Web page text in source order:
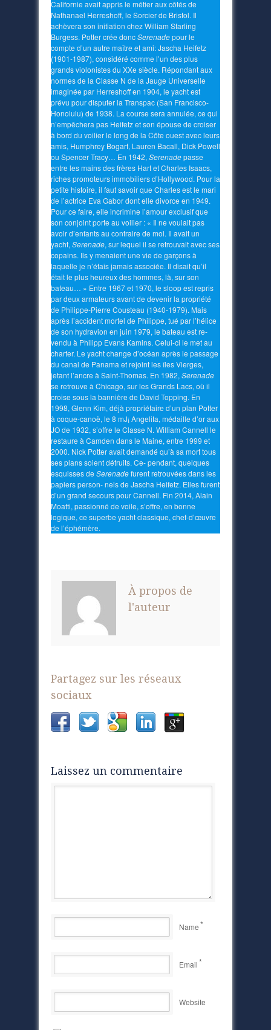
Californie avait appris le métier aux côtés de
Nathanael Herreshoff, le Sorcier de Bristol. Il
achèvera son initiation chez William Starling
Burgess. Potter crée doncSerenadepour le
compte d’un autre maître et ami: Jascha Heifetz
(1901-1987), considéré comme l’un des plus
grands violonistes du XXe siècle. Répondant aux
normes de la Classe N de la Jauge Universelle
imaginée par Herreshoff en 1904, le yacht est
prévu pour disputer la Transpac (San Francisco-
Honolulu) de 1938. La course sera annulée, ce qui
n’empêchera pas Heifetz et son épouse de croiser
à bord du voilier le long de la Côte ouest avec leurs
amis, Humphrey Bogart, Lauren Bacall, Dick Powell
ou Spencer Tracy… En 1942, Serenadepasse
entre les mains des frères Hart et Charles Isaacs,
riches promoteurs immobiliers d’Hollywood. Pour la
petite histoire, il faut savoir que Charles est le mari
de l’actrice Eva Gabor dont elle divorce en 1949.
Pour ce faire, elle incrimine l’amour exclusif que
son conjoint porte au voilier : « Il ne voulait pas
avoir d’enfants au contraire de moi. Il avait un
yacht, Serenade, sur lequel il se retrouvait avec ses
copains. Ils y menaient une vie de garçons à
laquelle je n’étais jamais associée. Il disait qu’il
était le plus heureux des hommes, là, sur son
bateau… » Entre 1967 et 1970, le sloop est repris
par deux armateurs avant de devenir la propriété
de Philippe-Pierre Cousteau (1940-1979). Mais
après l’accident mortel de Philippe, tué par l’hélice
de son hydravion en juin 1979, le bateau est re-
vendu à Philipp Evans Kamins. Celui-ci le met au
charter. Le yacht change d’océan après le passage
du canal de Panama et rejoint les îles Vierges,
jetant l’ancre à Saint-Thomas. En 1982, Serenade
se retrouve à Chicago, sur les Grands Lacs, où il
croise sous la bannière de David Topping. En
1998, Glenn Kim, déjà propriétaire d’un plan Potter
à coque-canoë, le 8 mJ¡ Angelita, médaille d’or aux
JO de 1932, s’offre le Classe N. William Cannell le
restaure à Camden dans le Maine, entre 1999 et
2000. Nick Potter avait demandé qu’à sa mort tous
ses plans soient détruits. Ce- pendant, quelques
esquisses de Serenadefurent retrouvées dans les
papiers person- nels de Jascha Heifetz. Elles furent
d’un grand secours pour Cannell. Fin 2014, Alain
Moatti, passionné de voile, s’offre, en bonne
logique, ce superbe yacht classique, chef-d’œuvre
de l’éphémère.
À propos de
l'auteur
Partagez sur les réseaux
sociaux
Laissez un commentaire
Name*
Email*
Website